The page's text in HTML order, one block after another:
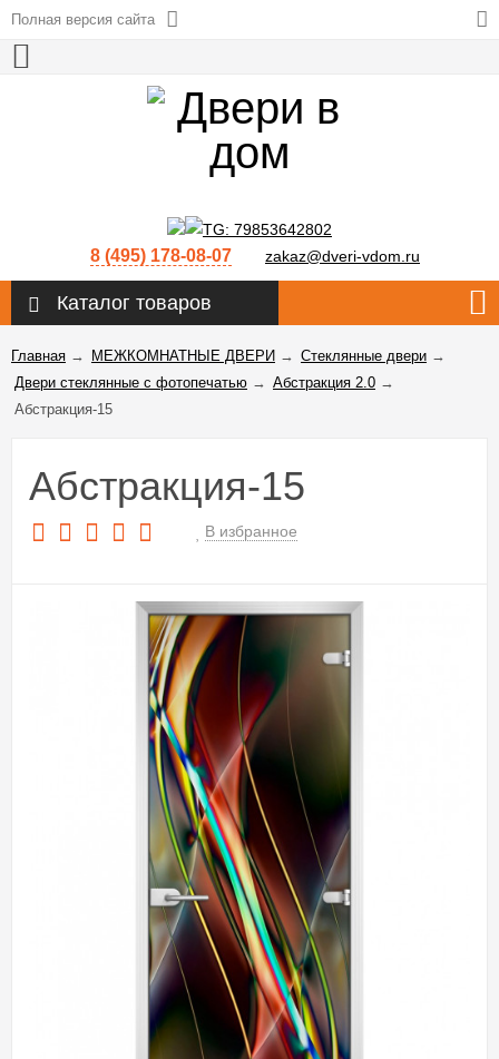
Полная версия сайта
8 (495) 178-08-07 zakaz@dveri-vdom.ru
Каталог товаров
Главная → МЕЖКОМНАТНЫЕ ДВЕРИ → Стеклянные двери →
Двери стеклянные с фотопечатью → Абстракция 2.0 →
Абстракция-15
Абстракция-15
В избранное